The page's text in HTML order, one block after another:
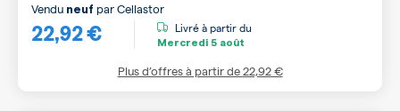
22,92 €
Vendu neuf parCellastor
Livré à partir du
Mercredi 5 août
Plus d’offres à partir de22,92 €